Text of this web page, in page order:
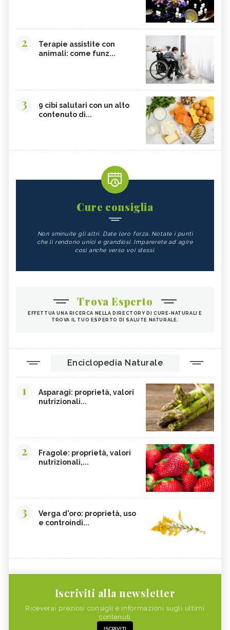
2
Terapie assistite con
animali: come funz...
3
9 cibi salutari con un alto
contenuto di...
Cure consiglia
Non sminuite gli altri. Date loro forza. Notate i punti
che li rendono unici e grandiosi. Imparerete ad agire
così anche verso voi stessi.
Trova Esperto
EFFETTUA UNA RICERCA NELLA DIRECTORY DI CURE-NATURALI E
TROVA IL TUO ESPERTO DI SALUTE NATURALE.
Enciclopedia Naturale
1
Asparagi: proprietà, valori
nutrizionali...
2
Fragole: proprietà, valori
nutrizionali,...
3
Verga d'oro: proprietà, uso
e controindi...
Iscriviti alla newsletter
Riceverai preziosi consigli e informazioni sugli ultimi
contenuti